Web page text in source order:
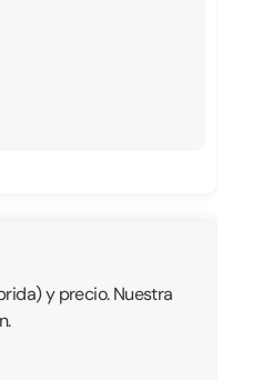
y precio. Nuestra